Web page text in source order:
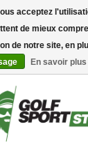
acceptez
de mieux
de notre site, en
En savoir